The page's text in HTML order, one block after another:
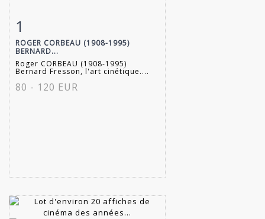
1
ROGER CORBEAU (1908-1995)
BERNARD...
Roger CORBEAU (1908-1995)
Bernard Fresson, l'art cinétique....
80 - 120 EUR